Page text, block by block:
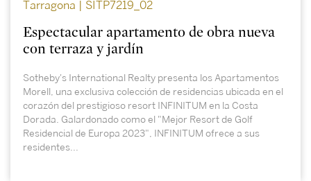
Tarragona | SITP7219_02
Espectacular apartamento de obra nueva
con terraza y jardín
Sotheby's International Realty presenta los Apartamentos
Morell, una exclusiva colección de residencias ubicada en el
corazón del prestigioso resort INFINITUM en la Costa
Dorada. Galardonado como el "Mejor Resort de Golf
Residencial de Europa 2023", INFINITUM ofrece a sus
residentes...